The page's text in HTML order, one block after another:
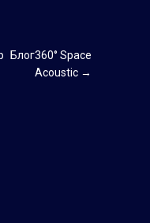
Блог360° Space
Acoustic →